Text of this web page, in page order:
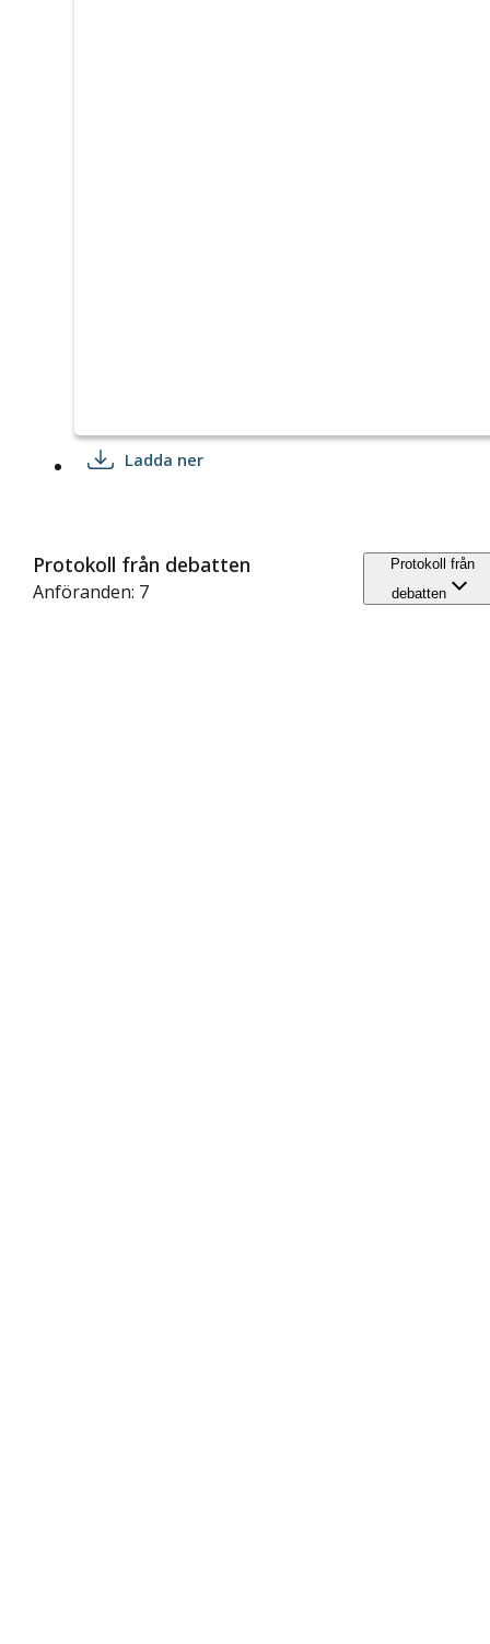
Ladda ner
Protokoll från debatten
Anföranden: 7
Protokoll från
debatten